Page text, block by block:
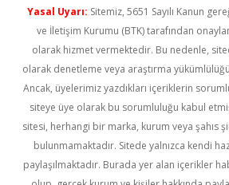
Yasal Uyarı: Sitemiz, 5651 Sayılı Kanun
ve İletişim Kurumu (BTK) tarafından
olarak hizmet vermektedir. Bu nedenle,
olarak denetleme veya araştırma
Ancak, üyelerimiz yazdıkları içeriklerin
siteye üye olarak bu sorumluluğu kabul
sitesi, herhangi bir marka, kurum veya şahıs
bulunmamaktadır. Sitede yalnızca kendi
paylaşılmaktadır. Burada yer alan içerikler